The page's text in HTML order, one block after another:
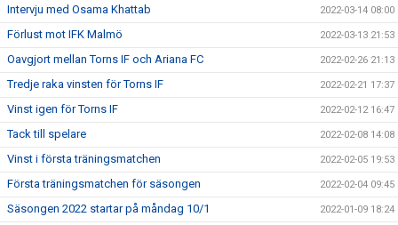
Intervju med Osama Khattab 2022-03-14 08:00
Förlust mot IFK Malmö 2022-03-13 21:53
Oavgjort mellan Torns IF och Ariana FC 2022-02-26 21:13
Tredje raka vinsten för Torns IF 2022-02-21 17:37
Vinst igen för Torns IF 2022-02-12 16:47
Tack till spelare 2022-02-08 14:08
Vinst i första träningsmatchen 2022-02-05 19:53
Första träningsmatchen för säsongen 2022-02-04 09:45
Säsongen 2022 startar på måndag 10/1 2022-01-09 18:24